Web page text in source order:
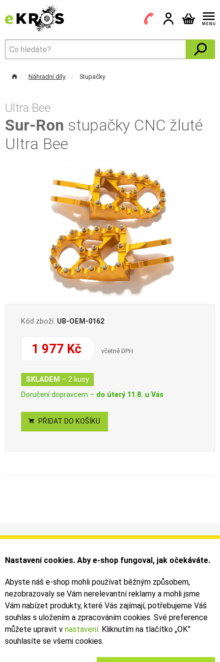
Náhradní díly Stupačky
Ultra Bee
Sur-Ron stupačky CNC žluté
Ultra Bee
Kód zboží: UB-OEM-0162
1 977 Kč včetně DPH
SKLADEM – 2 kusy
Doručení dopravcem – do úterý 11.8. u Vás
PŘIDAT DO KOŠÍKU
Informace
Obchodní podmínky
Můj účet
Faktury
Bezpečné on-line platby dodává ComGate
Nastavení cookies. Aby e-shop fungoval, jak očekáváte.
Abyste náš e-shop mohli používat běžným způsobem,
nezobrazovaly se Vám nerelevantní reklamy a mohli jsme
Vám nabízet produkty, které Vás zajímají, potřebujeme Váš
souhlas s uložením a zpracováním cookies. Své preference
můžete upravit v nastavení. Kliknutím na tlačítko „OK”
souhlasíte se všemi cookies.